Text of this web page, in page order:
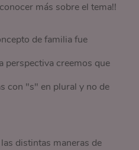
más sobre el tema!!
de familia fue
perspectiva creemos que
con "s" en plural y no de
distintas maneras de